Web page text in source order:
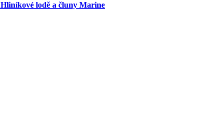
Hliníkové lodě a čluny Marine